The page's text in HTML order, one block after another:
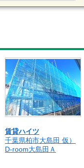
賃貸ハイツ
千葉県柏市大島田 仮）
D-room大島田Ａ